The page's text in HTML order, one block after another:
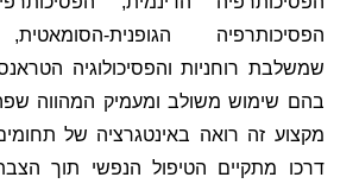
הפסיכותרפיה הגופנית-
שמשלבת רוחניות והפסיכולוגיה
בהם שימוש משולב ומעמיק המהווה
מקצוע זה רואה באינטגרציה של
דרכו מתקיים הטיפול הנפשי תוך